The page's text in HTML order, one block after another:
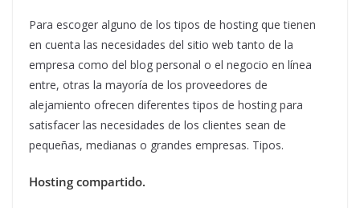
Para escoger alguno de los tipos de hosting que tienen
en cuenta las necesidades del sitio web tanto de la
empresa como del blog personal o el negocio en línea
entre, otras la mayoría de los proveedores de
alejamiento ofrecen diferentes tipos de hosting para
satisfacer las necesidades de los clientes sean de
pequeñas, medianas o grandes empresas. Tipos.
Hosting compartido.